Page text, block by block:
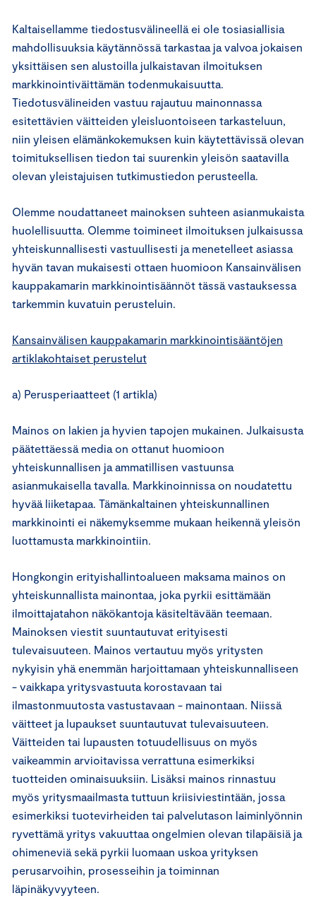
Kaltaisellamme tiedostusvälineellä ei ole tosiasiallisia
mahdollisuuksia käytännössä tarkastaa ja valvoa jokaisen
yksittäisen sen alustoilla julkaistavan ilmoituksen
markkinointiväittämän todenmukaisuutta.
Tiedotusvälineiden vastuu rajautuu mainonnassa
esitettävien väitteiden yleisluontoiseen tarkasteluun,
niin yleisen elämänkokemuksen kuin käytettävissä olevan
toimituksellisen tiedon tai suurenkin yleisön saatavilla
olevan yleistajuisen tutkimustiedon perusteella.
Olemme noudattaneet mainoksen suhteen asianmukaista
huolellisuutta. Olemme toimineet ilmoituksen julkaisussa
yhteiskunnallisesti vastuullisesti ja menetelleet asiassa
hyvän tavan mukaisesti ottaen huomioon Kansainvälisen
kauppakamarin markkinointisäännöt tässä vastauksessa
tarkemmin kuvatuin perusteluin.
Kansainvälisen kauppakamarin markkinointisääntöjen
artiklakohtaiset perustelut
a) Perusperiaatteet (1 artikla)
Mainos on lakien ja hyvien tapojen mukainen. Julkaisusta
päätettäessä media on ottanut huomioon
yhteiskunnallisen ja ammatillisen vastuunsa
asianmukaisella tavalla. Markkinoinnissa on noudatettu
hyvää liiketapaa. Tämänkaltainen yhteiskunnallinen
markkinointi ei näkemyksemme mukaan heikennä yleisön
luottamusta markkinointiin.
Hongkongin erityishallintoalueen maksama mainos on
yhteiskunnallista mainontaa, joka pyrkii esittämään
ilmoittajatahon näkökantoja käsiteltävään teemaan.
Mainoksen viestit suuntautuvat erityisesti
tulevaisuuteen. Mainos vertautuu myös yritysten
nykyisin yhä enemmän harjoittamaan yhteiskunnalliseen
- vaikkapa yritysvastuuta korostavaan tai
ilmastonmuutosta vastustavaan - mainontaan. Niissä
väitteet ja lupaukset suuntautuvat tulevaisuuteen.
Väitteiden tai lupausten totuudellisuus on myös
vaikeammin arvioitavissa verrattuna esimerkiksi
tuotteiden ominaisuuksiin. Lisäksi mainos rinnastuu
myös yritysmaailmasta tuttuun kriisiviestintään, jossa
esimerkiksi tuotevirheiden tai palvelutason laiminlyönnin
ryvettämä yritys vakuuttaa ongelmien olevan tilapäisiä ja
ohimeneviä sekä pyrkii luomaan uskoa yrityksen
perusarvoihin, prosesseihin ja toiminnan
läpinäkyvyyteen.